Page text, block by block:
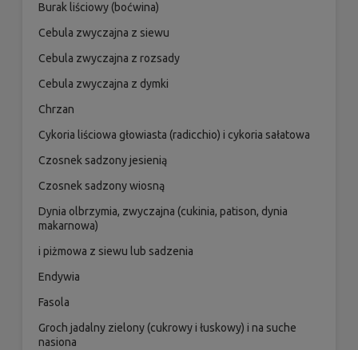
Burak liściowy (boćwina)
Cebula zwyczajna z siewu
Cebula zwyczajna z rozsady
Cebula zwyczajna z dymki
Chrzan
Cykoria liściowa głowiasta (radicchio) i cykoria sałatowa
Czosnek sadzony jesienią
Czosnek sadzony wiosną
Dynia olbrzymia, zwyczajna (cukinia, patison, dynia
makarnowa)
i piżmowa z siewu lub sadzenia
Endywia
Fasola
Groch jadalny zielony (cukrowy i łuskowy) i na suche
nasiona